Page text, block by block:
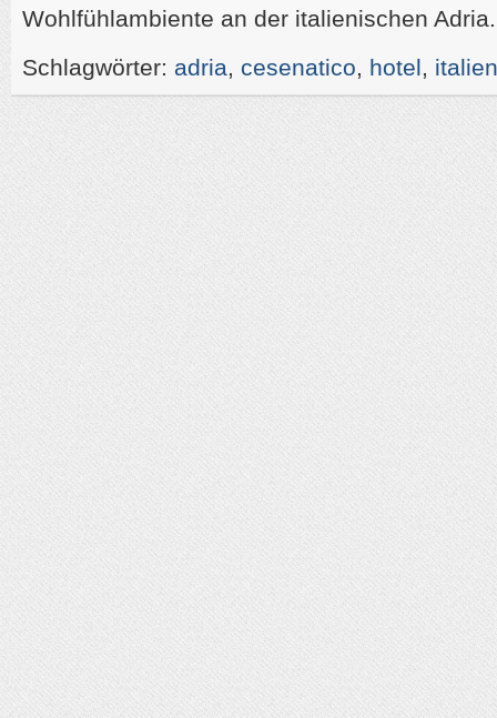
Wohlfühlambiente an der italienischen Adria.
Schlagwörter: adria, cesenatico, hotel, italien